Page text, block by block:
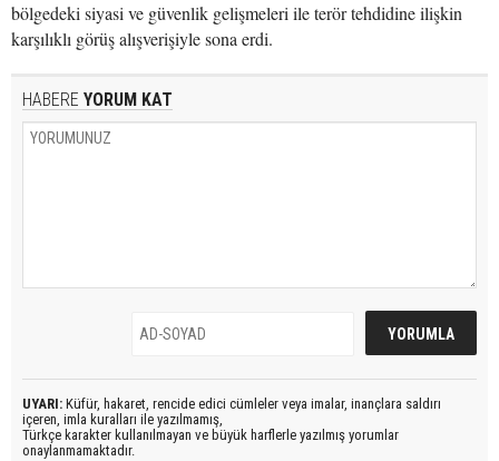
bölgedeki siyasi ve güvenlik gelişmeleri ile terör tehdidine ilişkin
karşılıklı görüş alışverişiyle sona erdi.
HABERE YORUM KAT
UYARI: Küfür, hakaret, rencide edici cümleler veya imalar, inançlara saldırı
içeren, imla kuralları ile yazılmamış,
Türkçe karakter kullanılmayan ve büyük harflerle yazılmış yorumlar
onaylanmamaktadır.